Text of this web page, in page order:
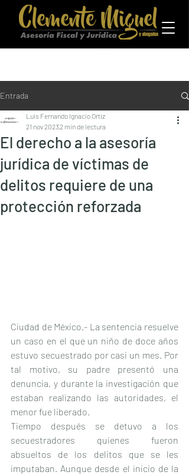
Entrada
El derecho a la asesoría
jurídica de víctimas de
delitos requiere de una
protección reforzada
Luis Fernando Ignacio Ortiz
21 nov 20232 min de lectura
Ciudad de México.- La sentencia resuelve
un caso en el que un niño de doce años
estuvo secuestrado por casi un mes. Por
tal motivo, su padre presentó una
denuncia, y durante la investigación que
estaban realizando las autoridades, el
menor fue liberado.
Tiempo después se detuvo a los
secuestradores quienes fueron
absueltos de los delitos que se les
imputaban. Aunque desde el inicio de la